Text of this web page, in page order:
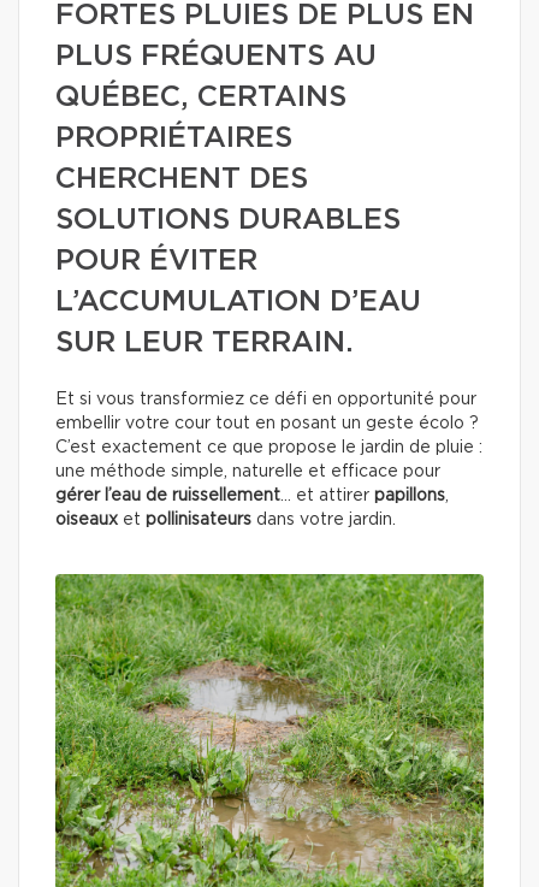
FORTES PLUIES DE PLUS EN
PLUS FRÉQUENTS AU
QUÉBEC, CERTAINS
PROPRIÉTAIRES
CHERCHENT DES
SOLUTIONS DURABLES
POUR ÉVITER
L’ACCUMULATION D’EAU
SUR LEUR TERRAIN.
Et si vous transformiez ce défi en opportunité pour
embellir votre cour tout en posant un geste écolo ?
C’est exactement ce que propose le jardin de pluie :
une méthode simple, naturelle et efficace pour
gérer l’eau de ruissellement… et attirer papillons,
oiseaux et pollinisateurs dans votre jardin.